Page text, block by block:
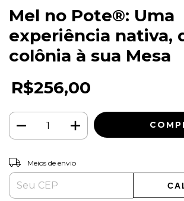
Mel no Pote®️: Uma
experiência nativa,
colônia à sua Mesa
R$256,00
Entregas para o CEP:
Meios de envio